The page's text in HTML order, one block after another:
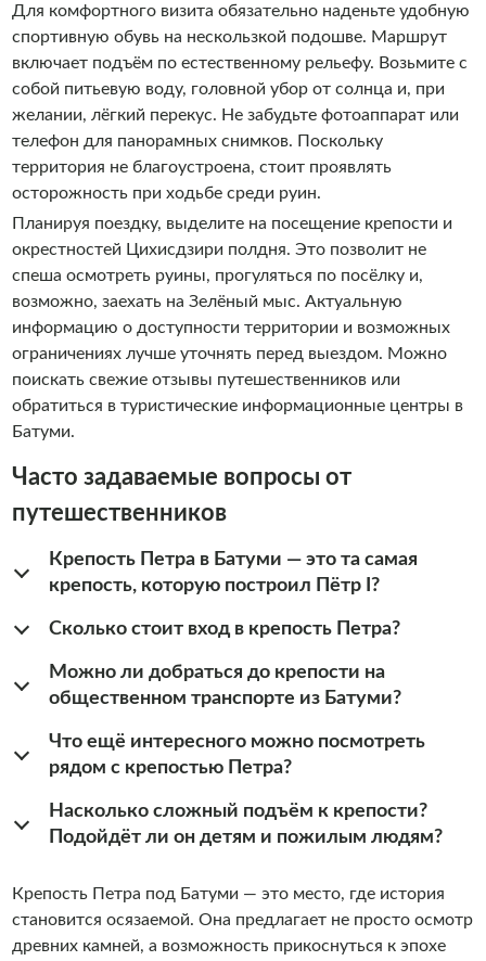
Для комфортного визита обязательно наденьте удобную
спортивную обувь на нескользкой подошве. Маршрут
включает подъём по естественному рельефу. Возьмите с
собой питьевую воду, головной убор от солнца и, при
желании, лёгкий перекус. Не забудьте фотоаппарат или
телефон для панорамных снимков. Поскольку
территория не благоустроена, стоит проявлять
осторожность при ходьбе среди руин.
Планируя поездку, выделите на посещение крепости и
окрестностей Цихисдзири полдня. Это позволит не
спеша осмотреть руины, прогуляться по посёлку и,
возможно, заехать на Зелёный мыс. Актуальную
информацию о доступности территории и возможных
ограничениях лучше уточнять перед выездом. Можно
поискать свежие отзывы путешественников или
обратиться в туристические информационные центры в
Батуми.
Часто задаваемые вопросы от
путешественников
Крепость Петра в Батуми — это та самая
крепость, которую построил Пётр I?
Сколько стоит вход в крепость Петра?
Можно ли добраться до крепости на
общественном транспорте из Батуми?
Что ещё интересного можно посмотреть
рядом с крепостью Петра?
Насколько сложный подъём к крепости?
Подойдёт ли он детям и пожилым людям?
Крепость Петра под Батуми — это место, где история
становится осязаемой. Она предлагает не просто осмотр
древних камней, а возможность прикоснуться к эпохе